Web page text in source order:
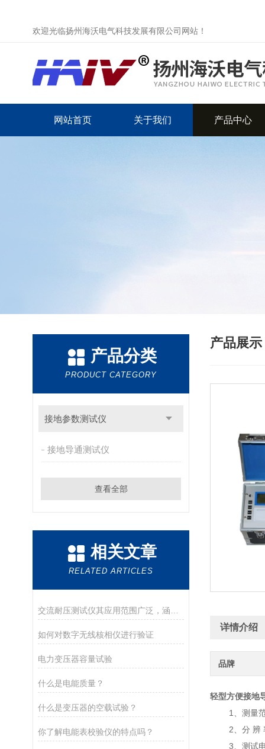
欢迎光临扬州海沃电气科技发展有限公司网站！
网站首页 关于我们 产品中心
产品分类
PRODUCT CATEGORY
接地参数测试仪
接地导通测试仪
查看全部
相关文章
RELATED ARTICLES
如何对数字无线核相仪进行验证
电力变压器容量试验
什么是电能质量？
什么是变压器的空载试验？
你了解电能表校验仪的特点吗？
产品展示
详情介绍
品牌
轻型方便接地
1、测量范
2、分 辨
3、测试电